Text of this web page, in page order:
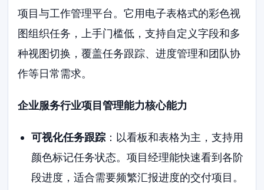
项目与工作管理平台。它用电子表格式的彩色视
图组织任务，上手门槛低，支持自定义字段和多
种视图切换，覆盖任务跟踪、进度管理和团队协
作等日常需求。
企业服务行业项目管理能力核心能力
可视化任务跟踪：以看板和表格为主，支持用
颜色标记任务状态。项目经理能快速看到各阶
段进度，适合需要频繁汇报进度的交付项目。